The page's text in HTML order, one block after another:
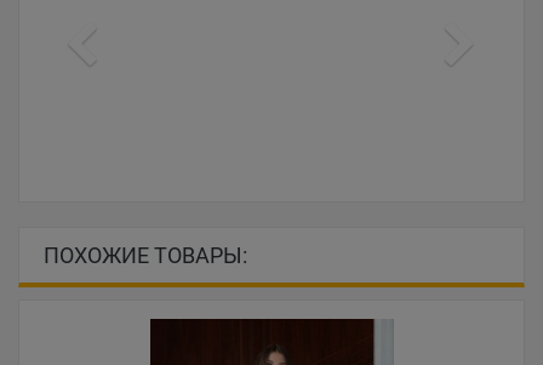
ПОХОЖИЕ ТОВАРЫ: